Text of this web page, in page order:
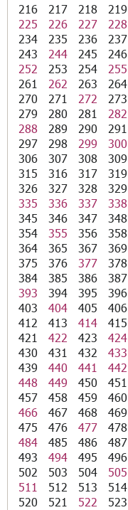
216
217 218 219
225
226 227 228
234
235 236 237
243
244 245 246
252
253 254 255
261
262 263 264
270
271 272 273
279
280 281 282
288
289 290 291
297
298 299 300
306
307 308 309
315
316 317 319
326
327 328 329
335
336 337 338
345
346 347 348
354
355 356 358
364
365 367 369
375
376 377 378
384
385 386 387
393
394 395 396
403
404 405 406
412
413 414 415
421
422 423 424
430
431 432 433
439
440 441 442
448
449 450 451
457
458 459 460
466
467 468 469
475
476 477 478
484
485 486 487
493
494 495 496
502
503 504 505
511
512 513 514
520
521 522 523